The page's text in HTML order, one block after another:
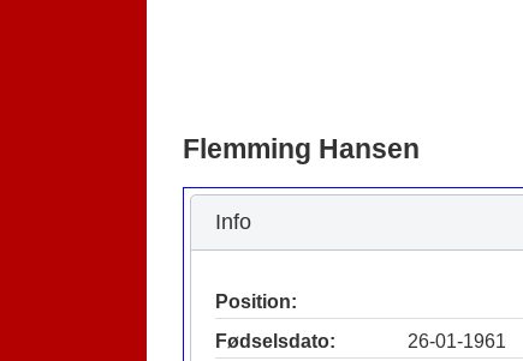
Flemming Hansen
Info
Position:
Fødselsdato:
26-01-1961